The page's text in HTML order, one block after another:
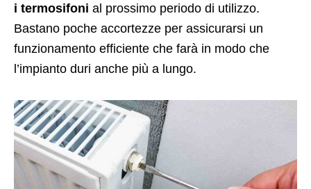
i termosifoni al prossimo periodo di utilizzo.
Bastano poche accortezze per assicurarsi un
funzionamento efficiente che farà in modo che
l’impianto duri anche più a lungo.